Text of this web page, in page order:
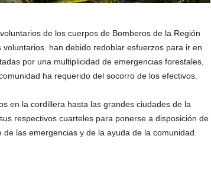
de los cuerpos de Bomberos de la Región
han debido redoblar esfuerzos para ir en
por una multiplicidad de emergencias forestales,
ha requerido del socorro de los efectivos.
en la cordillera hasta las grandes ciudades de la
respectivos cuarteles para ponerse a disposición de
las emergencias y de la ayuda de la comunidad.